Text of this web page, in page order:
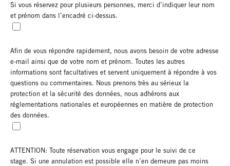
Si vous réservez pour plusieurs personnes, merci d’indiquer leur nom
et prénom dans l’encadré ci-dessus.
Afin de vous répondre rapidement, nous avons besoin de votre adresse
e-mail ainsi que de votre nom et prénom. Toutes les autres
informations sont facultatives et servent uniquement à répondre à vos
questions ou commentaires. Nous prenons très au sérieux la
protection et la sécurité des données, nous adhérons aux
réglementations nationales et européennes en matière de protection
des données.
ATTENTION: Toute réservation vous engage pour le suivi de ce
stage. Si une annulation est possible elle n’en demeure pas moins